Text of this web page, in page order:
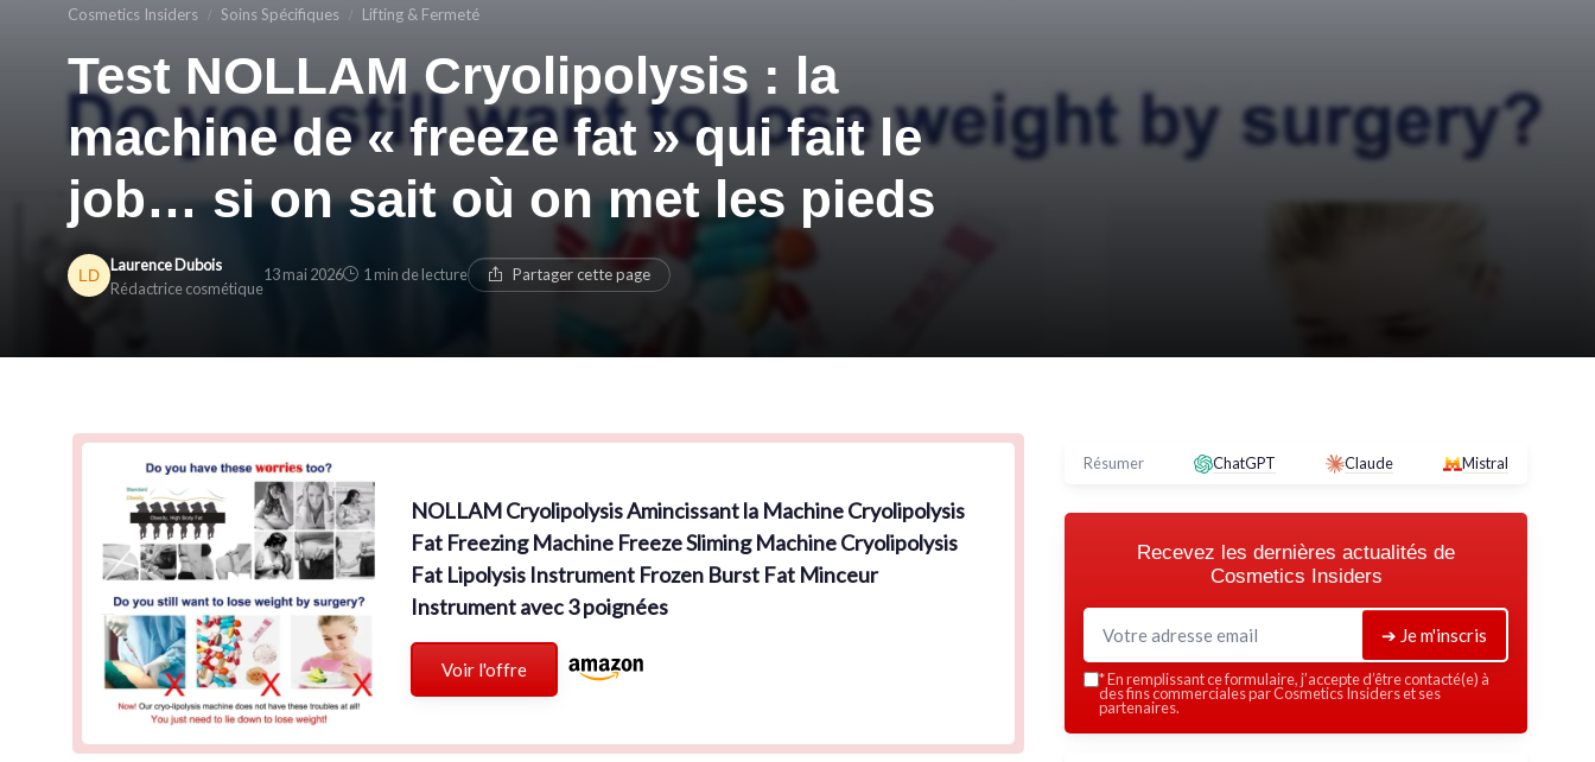
Cosmetics Insiders Soins Spécifiques Lifting & Fermeté
Test NOLLAM Cryolipolysis : la
machine de « freeze fat » qui fait le
job… si on sait où on met les pieds
Laurence Dubois
Rédactrice cosmétique
13 mai 2026 1 min de lecture Partager cette page
NOLLAM Cryolipolysis Amincissant la Machine Cryolipolysis
Fat Freezing Machine Freeze Sliming Machine Cryolipolysis
Fat Lipolysis Instrument Frozen Burst Fat Minceur
Instrument avec 3 poignées
Voir l'offre
Résumer ChatGPT Claude Mistral
Recevez les dernières actualités de
Cosmetics Insiders
➔ Je m'inscris
*En remplissant ce formulaire, j’accepte d’être contacté(e) à
des fins commerciales par Cosmetics Insiders et ses
partenaires.